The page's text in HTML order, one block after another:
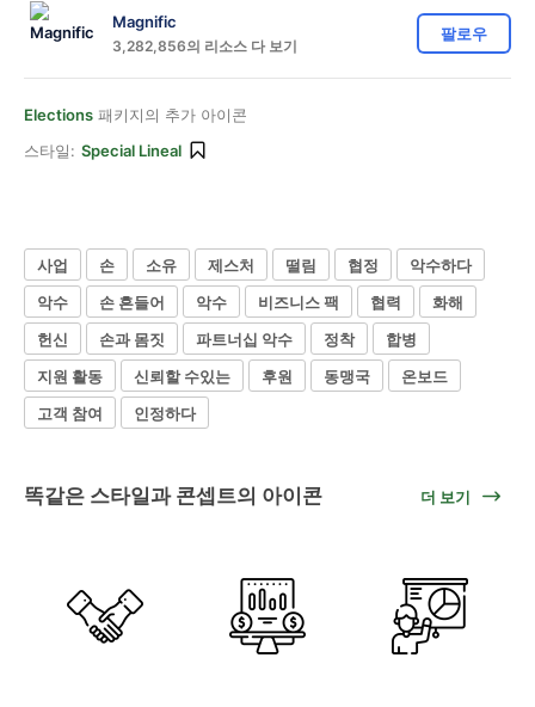
Magnific
3,282,856의 리소스 다 보기
팔로우
Elections 패키지의 추가 아이콘
스타일: Special Lineal
사업 손 소유 제스처 떨림 협정
악수하다
악수
손 흔들어 악수 비즈니스 팩 협력
화해
헌신
손과 몸짓 파트너십 악수 정착
합병
지원 활동
신뢰할 수있는 후원 동맹국
온보드
고객 참여
인정하다
똑같은 스타일과 콘셉트의 아이콘 더 보기